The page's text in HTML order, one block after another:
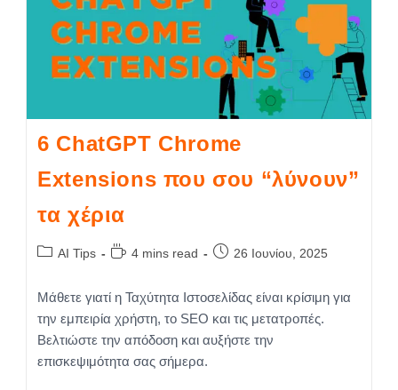
6 ChatGPT Chrome
Extensions που σου “λύνουν”
τα χέρια
AI Tips 4 mins read 26 Ιουνίου, 2025
Μάθετε γιατί η Ταχύτητα Ιστοσελίδας είναι κρίσιμη για
την εμπειρία χρήστη, το SEO και τις μετατροπές.
Βελτιώστε την απόδοση και αυξήστε την
επισκεψιμότητα σας σήμερα.